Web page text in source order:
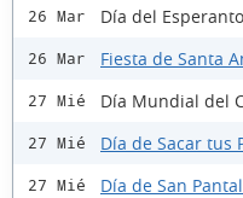
26 Mar Día del Esperanto
26 Mar Fiesta de Santa
27 Mié Día Mundial del
27 Mié Día de Sacar tus
27 Mié Día de San